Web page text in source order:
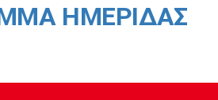
ΗΜΕΡΙΔΑΣ